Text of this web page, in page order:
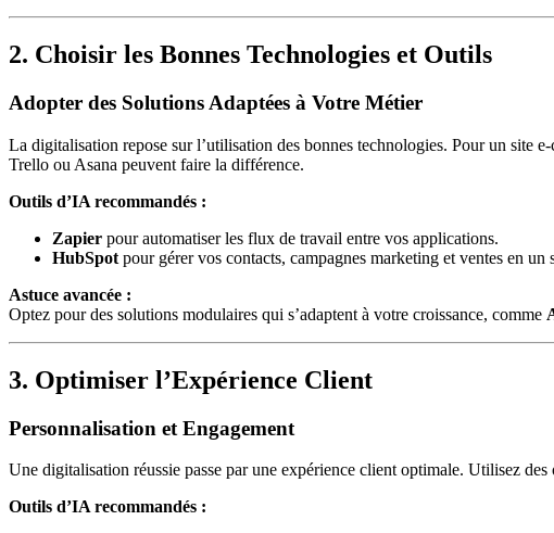
2. Choisir les Bonnes Technologies et Outils
Adopter des Solutions Adaptées à Votre Métier
La digitalisation repose sur l’utilisation des bonnes technologies. Pour un site
Trello ou Asana peuvent faire la différence.
Outils d’IA recommandés :
Zapier pour automatiser les flux de travail entre vos applications.
HubSpot pour gérer vos contacts, campagnes marketing et ventes en un
Astuce avancée :
Optez pour des solutions modulaires qui s’adaptent à votre croissance, comme
3. Optimiser l’Expérience Client
Personnalisation et Engagement
Une digitalisation réussie passe par une expérience client optimale. Utilisez
Outils d’IA recommandés :